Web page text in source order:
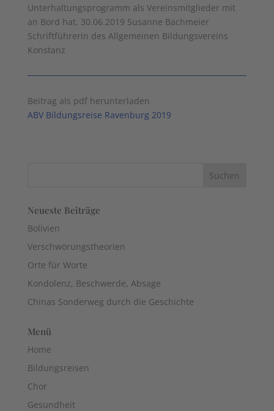
Unterhaltungsprogramm als Vereinsmitglieder mit
an Bord hat. 30.06.2019 Susanne Bachmeier
Schriftführerin des Allgemeinen Bildungsvereins
Konstanz
Beitrag als pdf herunterladen
ABV Bildungsreise Ravenburg 2019
Neueste Beiträge
Bolivien
Verschwörungstheorien
Orte für Worte
Kondolenz, Beschwerde, Absage
Chinas Sonderweg durch die Geschichte
Menü
Home
Bildungsreisen
Chor
Gesundheit